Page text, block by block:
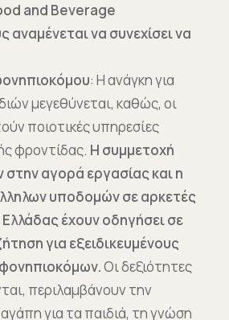
and Beverage
αναμένεται να συνεχίσει να
: Η ανάγκη για
μεγεθύνεται, καθώς, οι
ποιοτικές υπηρεσίες
φροντίδας. Η συμμετοχή
στην αγορά εργασίας και η
υποδομών σε αρκετές
έχουν οδηγήσει σε
για εξειδικευμένους
Οι δεξιότητες
περιλαμβάνουν την
για τα παιδιά, τη γνώση